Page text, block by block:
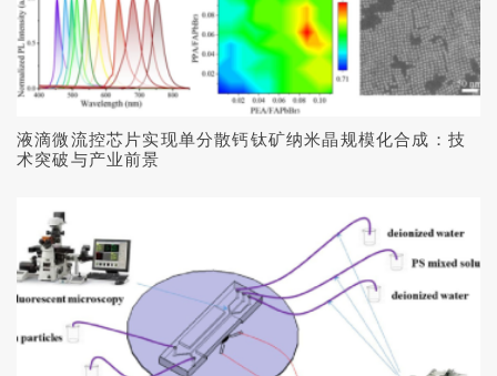
液滴微流控芯片实现单分散钙钛矿纳米晶规模化合成：技
术突破与产业前景